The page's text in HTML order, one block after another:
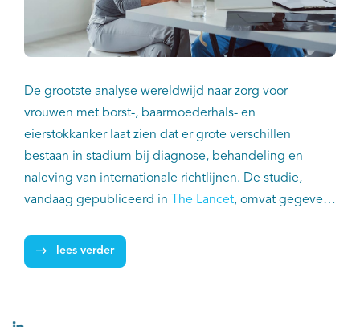
De grootste analyse wereldwijd naar zorg voor
vrouwen met borst-, baarmoederhals- en
eierstokkanker laat zien dat er grote verschillen
bestaan in stadium bij diagnose, behandeling en
naleving van internationale richtlijnen. De studie,
vandaag gepubliceerd in
The Lancet, omvat gegevens
van 39 landen tussen 2015-2018. Integraal
Kankercentrum Nederland (IKNL) leverde data uit de
lees verder